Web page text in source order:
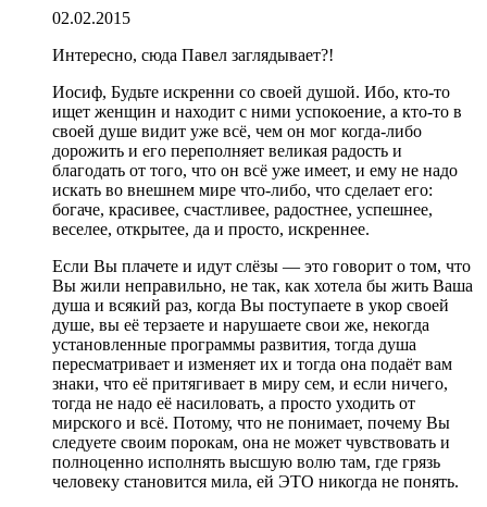
02.02.2015
Интересно, сюда Павел заглядывает?!
Иосиф, Будьте искренни со своей душой. Ибо, кто-то
ищет женщин и находит с ними успокоение, а кто-то в
своей душе видит уже всё, чем он мог когда-либо
дорожить и его переполняет великая радость и
благодать от того, что он всё уже имеет, и ему не надо
искать во внешнем мире что-либо, что сделает его:
богаче, красивее, счастливее, радостнее, успешнее,
веселее, открытее, да и просто, искреннее.
Если Вы плачете и идут слёзы — это говорит о том, что
Вы жили неправильно, не так, как хотела бы жить Ваша
душа и всякий раз, когда Вы поступаете в укор своей
душе, вы её терзаете и нарушаете свои же, некогда
установленные программы развития, тогда душа
пересматривает и изменяет их и тогда она подаёт вам
знаки, что её притягивает в миру сем, и если ничего,
тогда не надо её насиловать, а просто уходить от
мирского и всё. Потому, что не понимает, почему Вы
следуете своим порокам, она не может чувствовать и
полноценно исполнять высшую волю там, где грязь
человеку становится мила, ей ЭТО никогда не понять.